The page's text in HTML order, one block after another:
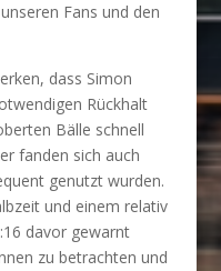
Fans und den
dass Simon
Rückhalt
Bälle schnell
fanden sich auch
genutzt wurden.
und einem relativ
davor gewarnt
zu betrachten und